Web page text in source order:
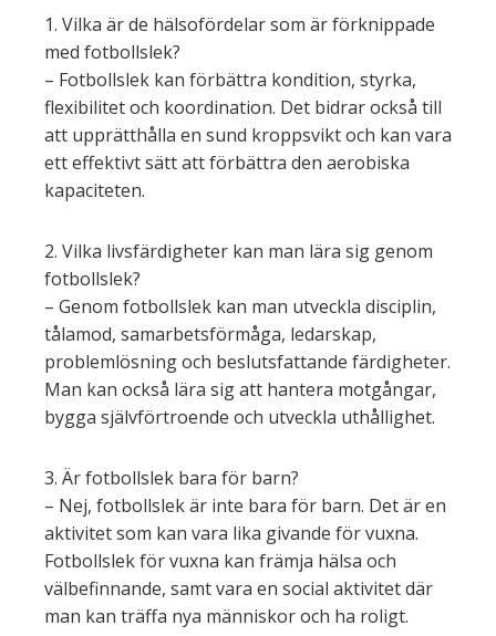
1. Vilka är de hälsofördelar som är förknippade
med fotbollslek?
– Fotbollslek kan förbättra kondition, styrka,
flexibilitet och koordination. Det bidrar också till
att upprätthålla en sund kroppsvikt och kan vara
ett effektivt sätt att förbättra den aerobiska
kapaciteten.
2. Vilka livsfärdigheter kan man lära sig genom
fotbollslek?
– Genom fotbollslek kan man utveckla disciplin,
tålamod, samarbetsförmåga, ledarskap,
problemlösning och beslutsfattande färdigheter.
Man kan också lära sig att hantera motgångar,
bygga självförtroende och utveckla uthållighet.
3. Är fotbollslek bara för barn?
– Nej, fotbollslek är inte bara för barn. Det är en
aktivitet som kan vara lika givande för vuxna.
Fotbollslek för vuxna kan främja hälsa och
välbefinnande, samt vara en social aktivitet där
man kan träffa nya människor och ha roligt.